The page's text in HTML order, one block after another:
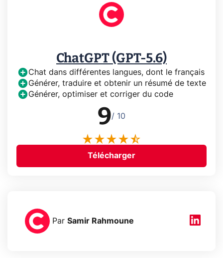
ChatGPT (GPT-5.6)
Chat dans différentes langues, dont le français
Générer, traduire et obtenir un résumé de texte
Générer, optimiser et corriger du code
9/ 10
Télécharger
Par Samir Rahmoune